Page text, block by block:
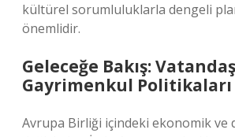
kültürel sorumluluklarla dengeli
önemlidir.
Geleceğe Bakış:
Gayrimenkul Politikaları
Avrupa Birliği içindeki ekonomik ve